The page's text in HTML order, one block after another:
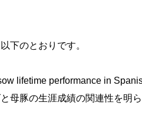
下のとおりです。
lifetime performance in
母豚の生涯成績の関連性を明